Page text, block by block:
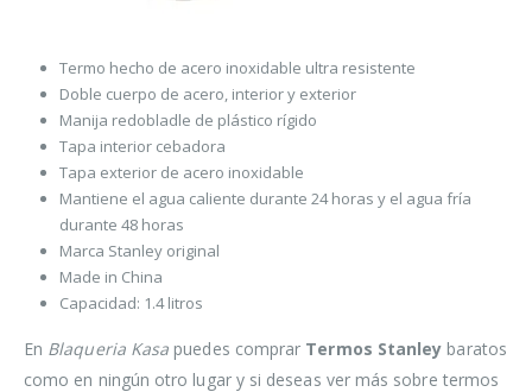
Termo hecho de acero inoxidable ultra resistente
Doble cuerpo de acero, interior y exterior
Manija redobladle de plástico rígido
Tapa interior cebadora
Tapa exterior de acero inoxidable
Mantiene el agua caliente durante 24 horas y el agua fría
durante 48 horas
Marca Stanley original
Made in China
Capacidad: 1.4 litros
En Blaqueria Kasa puedes comprar Termos Stanley baratos
como en ningún otro lugar y si deseas ver más sobre termos